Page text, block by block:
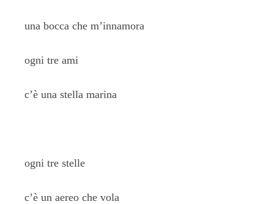
una bocca che m’innamora
ogni tre ami
c’è una stella marina
ogni tre stelle
c’è un aereo che vola